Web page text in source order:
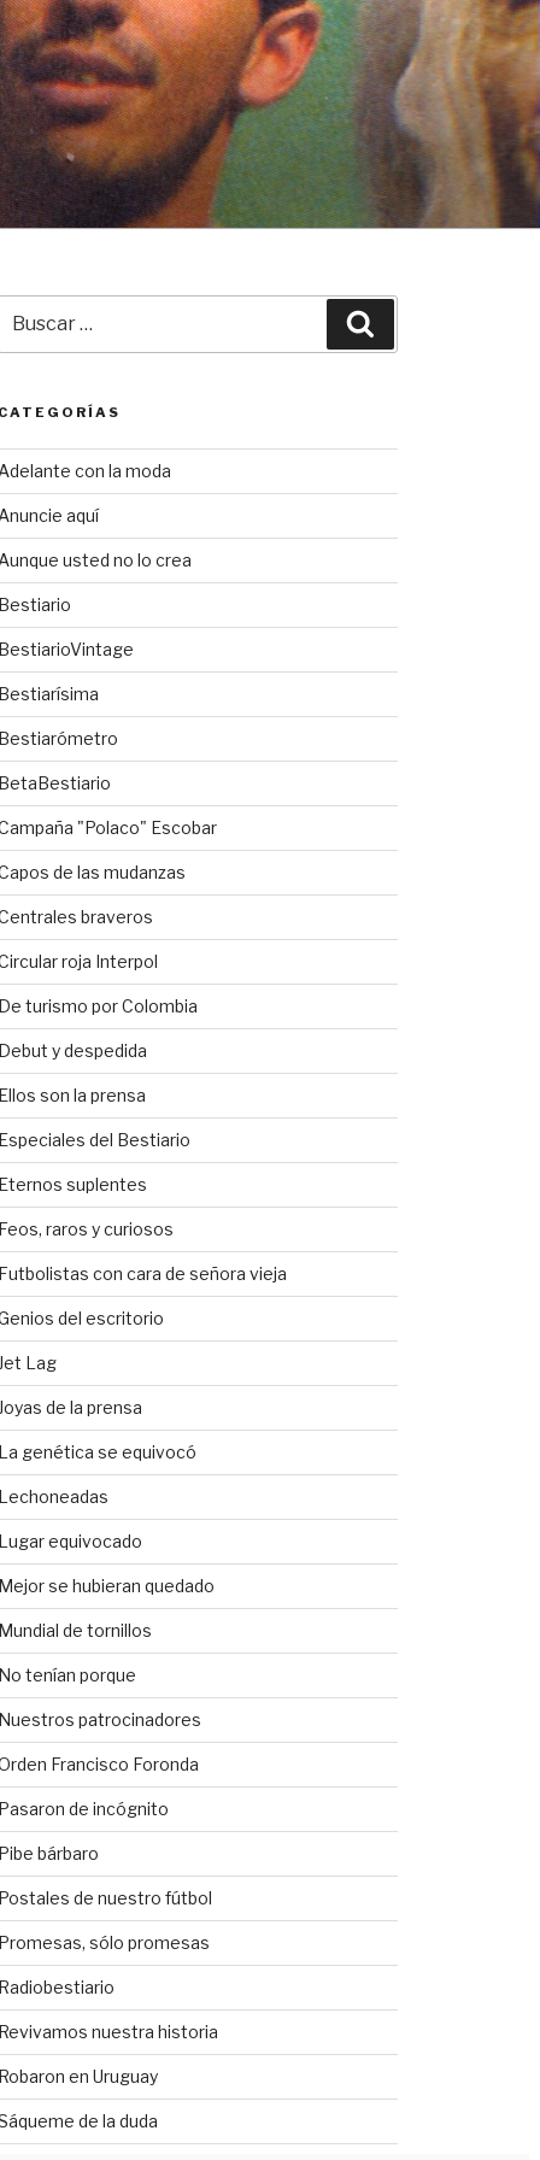
por:
CATEGORÍAS
Adelante con la moda
Anuncie aquí
Aunque usted no lo crea
Bestiario
BestiarioVintage
Bestiarísima
Bestiarómetro
BetaBestiario
"Polaco" Escobar
de las mudanzas
braveros
roja Interpol
De turismo por Colombia
Debut y despedida
Ellos son la prensa
Especiales del Bestiario
Eternos suplentes
Feos, raros y curiosos
Futbolistas con cara de señora vieja
del escritorio
Jet Lag
Joyas de la prensa
La genética se equivocó
Lechoneadas
Lugar equivocado
Mejor se hubieran quedado
Mundial de tornillos
No tenían porque
Nuestros patrocinadores
Francisco Foronda
Pasaron de incógnito
Pibe bárbaro
Postales de nuestro fútbol
Promesas, sólo promesas
Radiobestiario
Revivamos nuestra historia
Robaron en Uruguay
de la duda